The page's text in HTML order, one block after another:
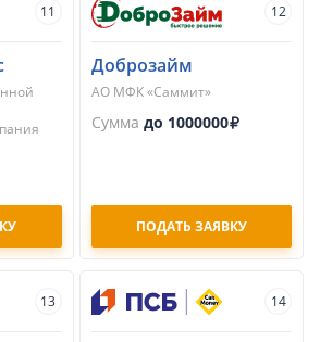
11 12
Доброзайм
АО МФК «Саммит»
Сумма до 1000000
ПОДАТЬ ЗАЯВКУ
13 14